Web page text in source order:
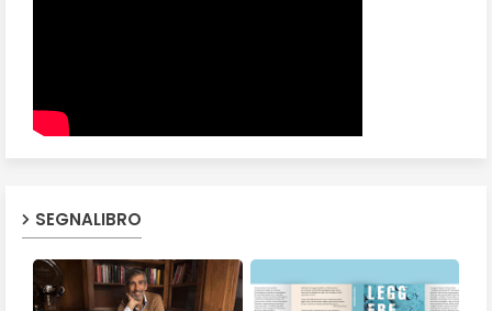
SEGNALIBRO